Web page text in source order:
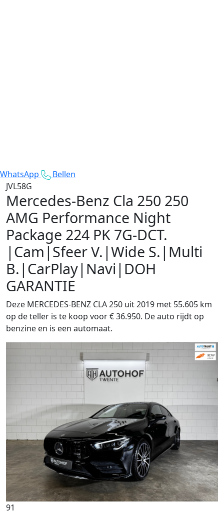
WhatsApp
Bellen
JVL58G
Mercedes-Benz Cla 250 250
AMG Performance Night
Package 224 PK 7G-DCT.
|Cam|Sfeer V.|Wide S.|Multi
B.|CarPlay|Navi|DOH
GARANTIE
Deze MERCEDES-BENZ CLA 250 uit 2019 met 55.605 km
op de teller is te koop voor € 36.950. De auto rijdt op
benzine en is een automaat.
91